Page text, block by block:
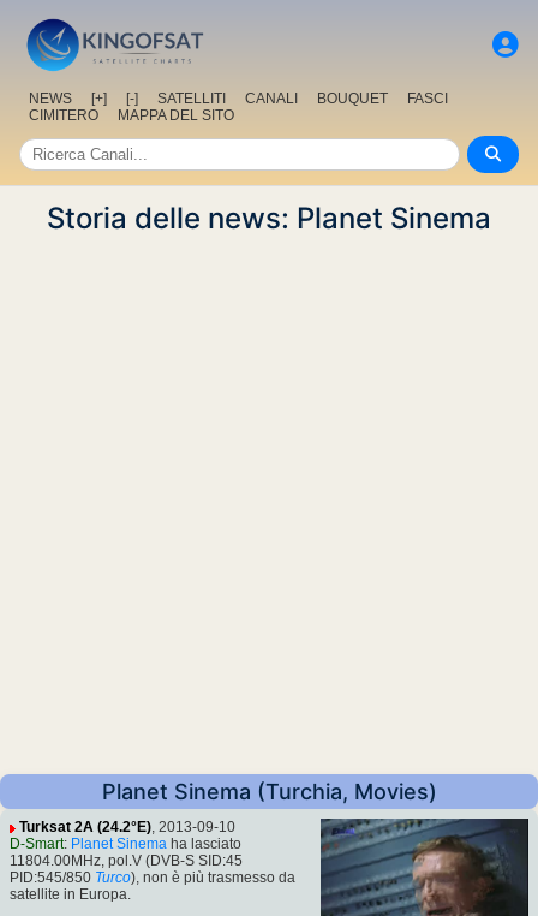
NEWS [+] [-] SATELLITI CANALI BOUQUET
FASCI
CIMITERO
MAPPA DEL SITO
Storia delle news: Planet Sinema
Planet Sinema (Turchia, Movies)
Turksat 2A (24.2°E), 2013-09-10
D-Smart: Planet Sinema ha lasciato
11804.00MHz, pol.V (DVB-S SID:45
PID:545/850 Turco), non è più trasmesso da
satellite in Europa.